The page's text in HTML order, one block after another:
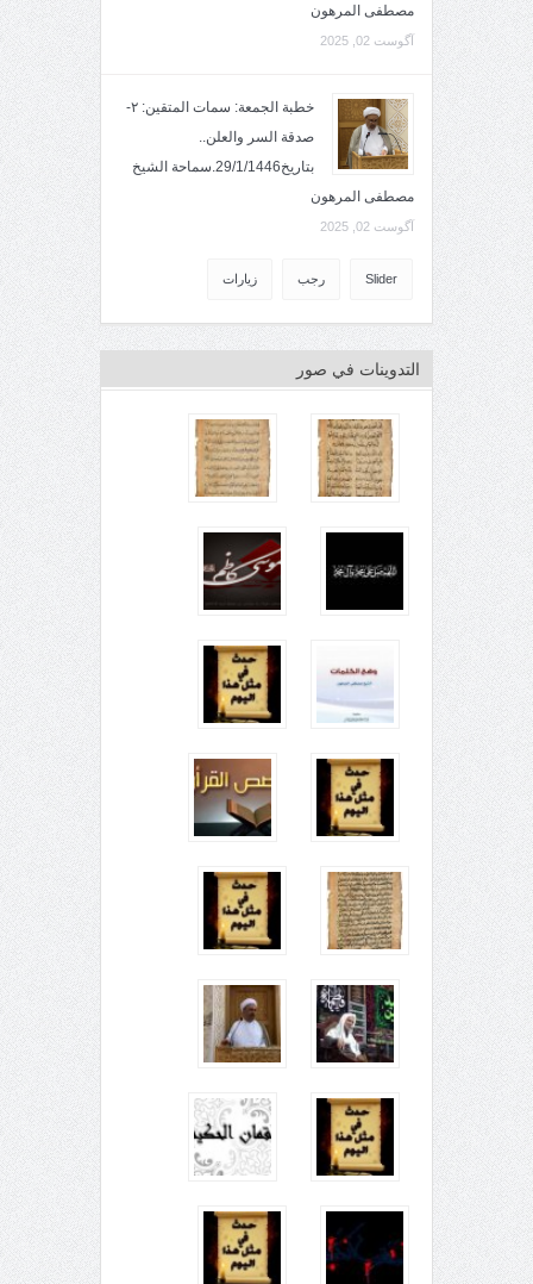
مصطفى المرهون
آگوست 02, 2025
خطبة الجمعة: سمات المتقين: ٢-
صدقة السر والعلن..
بتاريخ29/1/1446.سماحة الشيخ
مصطفى المرهون
آگوست 02, 2025
Slider رجب زيارات
التدوينات في صور